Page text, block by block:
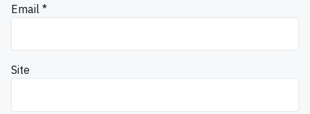
Email *
Site